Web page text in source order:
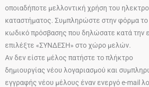
οποιαδήποτε μελλοντική χρήση του
καταστήματος. Συμπληρώστε στην φόρμα το
κωδικό πρόσβασης που δηλώσατε κατά την
επιλέξτε «ΣΥΝΔΕΣΗ» στο χώρο μελών.
Αν δεν είστε μέλος πατήστε το πλήκτρο
δημιουργίας νέου λογαριασμού και
εγγραφής νέου μέλους έναν ενεργό e-mail